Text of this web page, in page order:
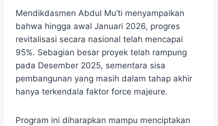
Mendikdasmen Abdul Mu’ti menyampaikan
bahwa hingga awal Januari 2026, progres
revitalisasi secara nasional telah mencapai
95%. Sebagian besar proyek telah rampung
pada Desember 2025, sementara sisa
pembangunan yang masih dalam tahap akhir
hanya terkendala faktor force majeure.
Program ini diharapkan mampu menciptakan